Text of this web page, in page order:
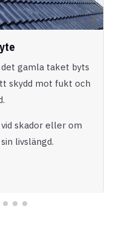
gamla taket byts
skydd mot fukt och
skador eller om
livslängd.